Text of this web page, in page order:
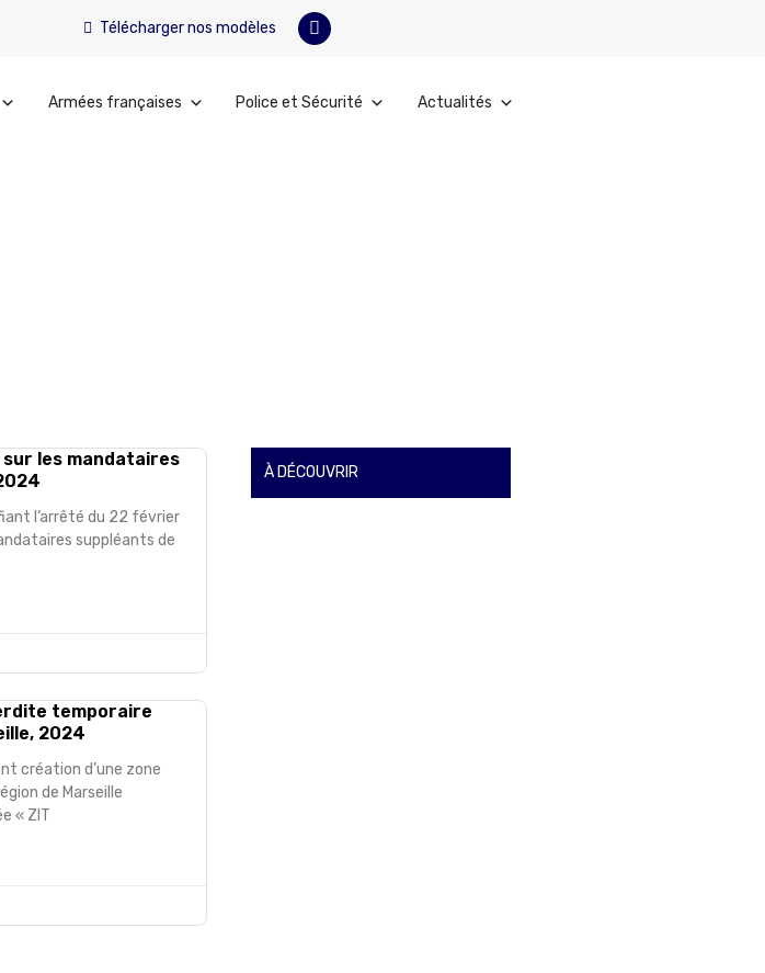
Télécharger nos modèles
Armées françaises Police et Sécurité Actualités
les mandataires
l’arrêté du 22 février
suppléants de
temporaire
2024
création d’une zone
de Marseille
« ZIT
À DÉCOUVRIR